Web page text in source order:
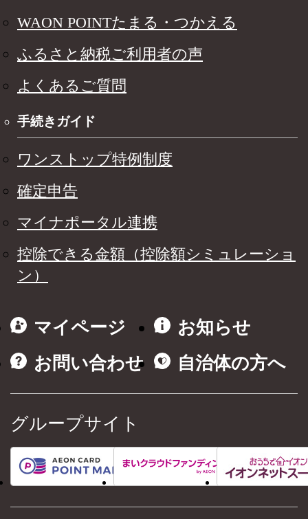
WAON POINTたまる・つかえる
ふるさと納税ご利用者の声
よくあるご質問
手続きガイド
ワンストップ特例制度
確定申告
マイナポータル連携
控除できる金額（控除額シミュレーショ
ン）
マイページ
お知らせ
お問い合わせ
自治体の方へ
グループサイト